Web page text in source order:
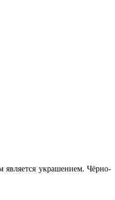
является украшением. Чёрно-